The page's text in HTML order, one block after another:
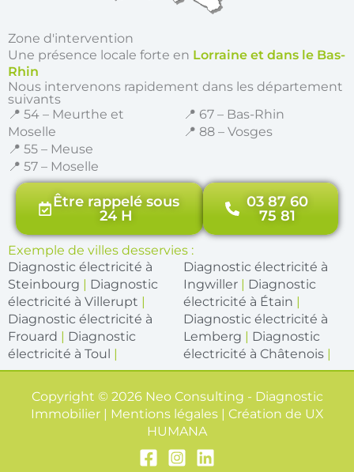
Zone d'intervention
Une présence locale forte en Lorraine et dans le Bas-
Rhin
Nous intervenons rapidement dans les département
suivants
📍 54 – Meurthe et
Moselle
📍 55 – Meuse
📍 57 – Moselle
📍 67 – Bas-Rhin
📍 88 – Vosges
Être rappelé sous
24 H
03 87 60
75 81
Exemple de villes desservies :
Diagnostic électricité à
Steinbourg | Diagnostic
électricité à Villerupt |
Diagnostic électricité à
Frouard | Diagnostic
électricité à Toul |
Diagnostic électricité à
Ingwiller| Diagnostic
électricité à Étain |
Diagnostic électricité à
Lemberg | Diagnostic
électricité à Châtenois|
Copyright © 2026 Neo Consulting - Diagnostic
Immobilier | Mentions légales | Création de UX
HUMANA